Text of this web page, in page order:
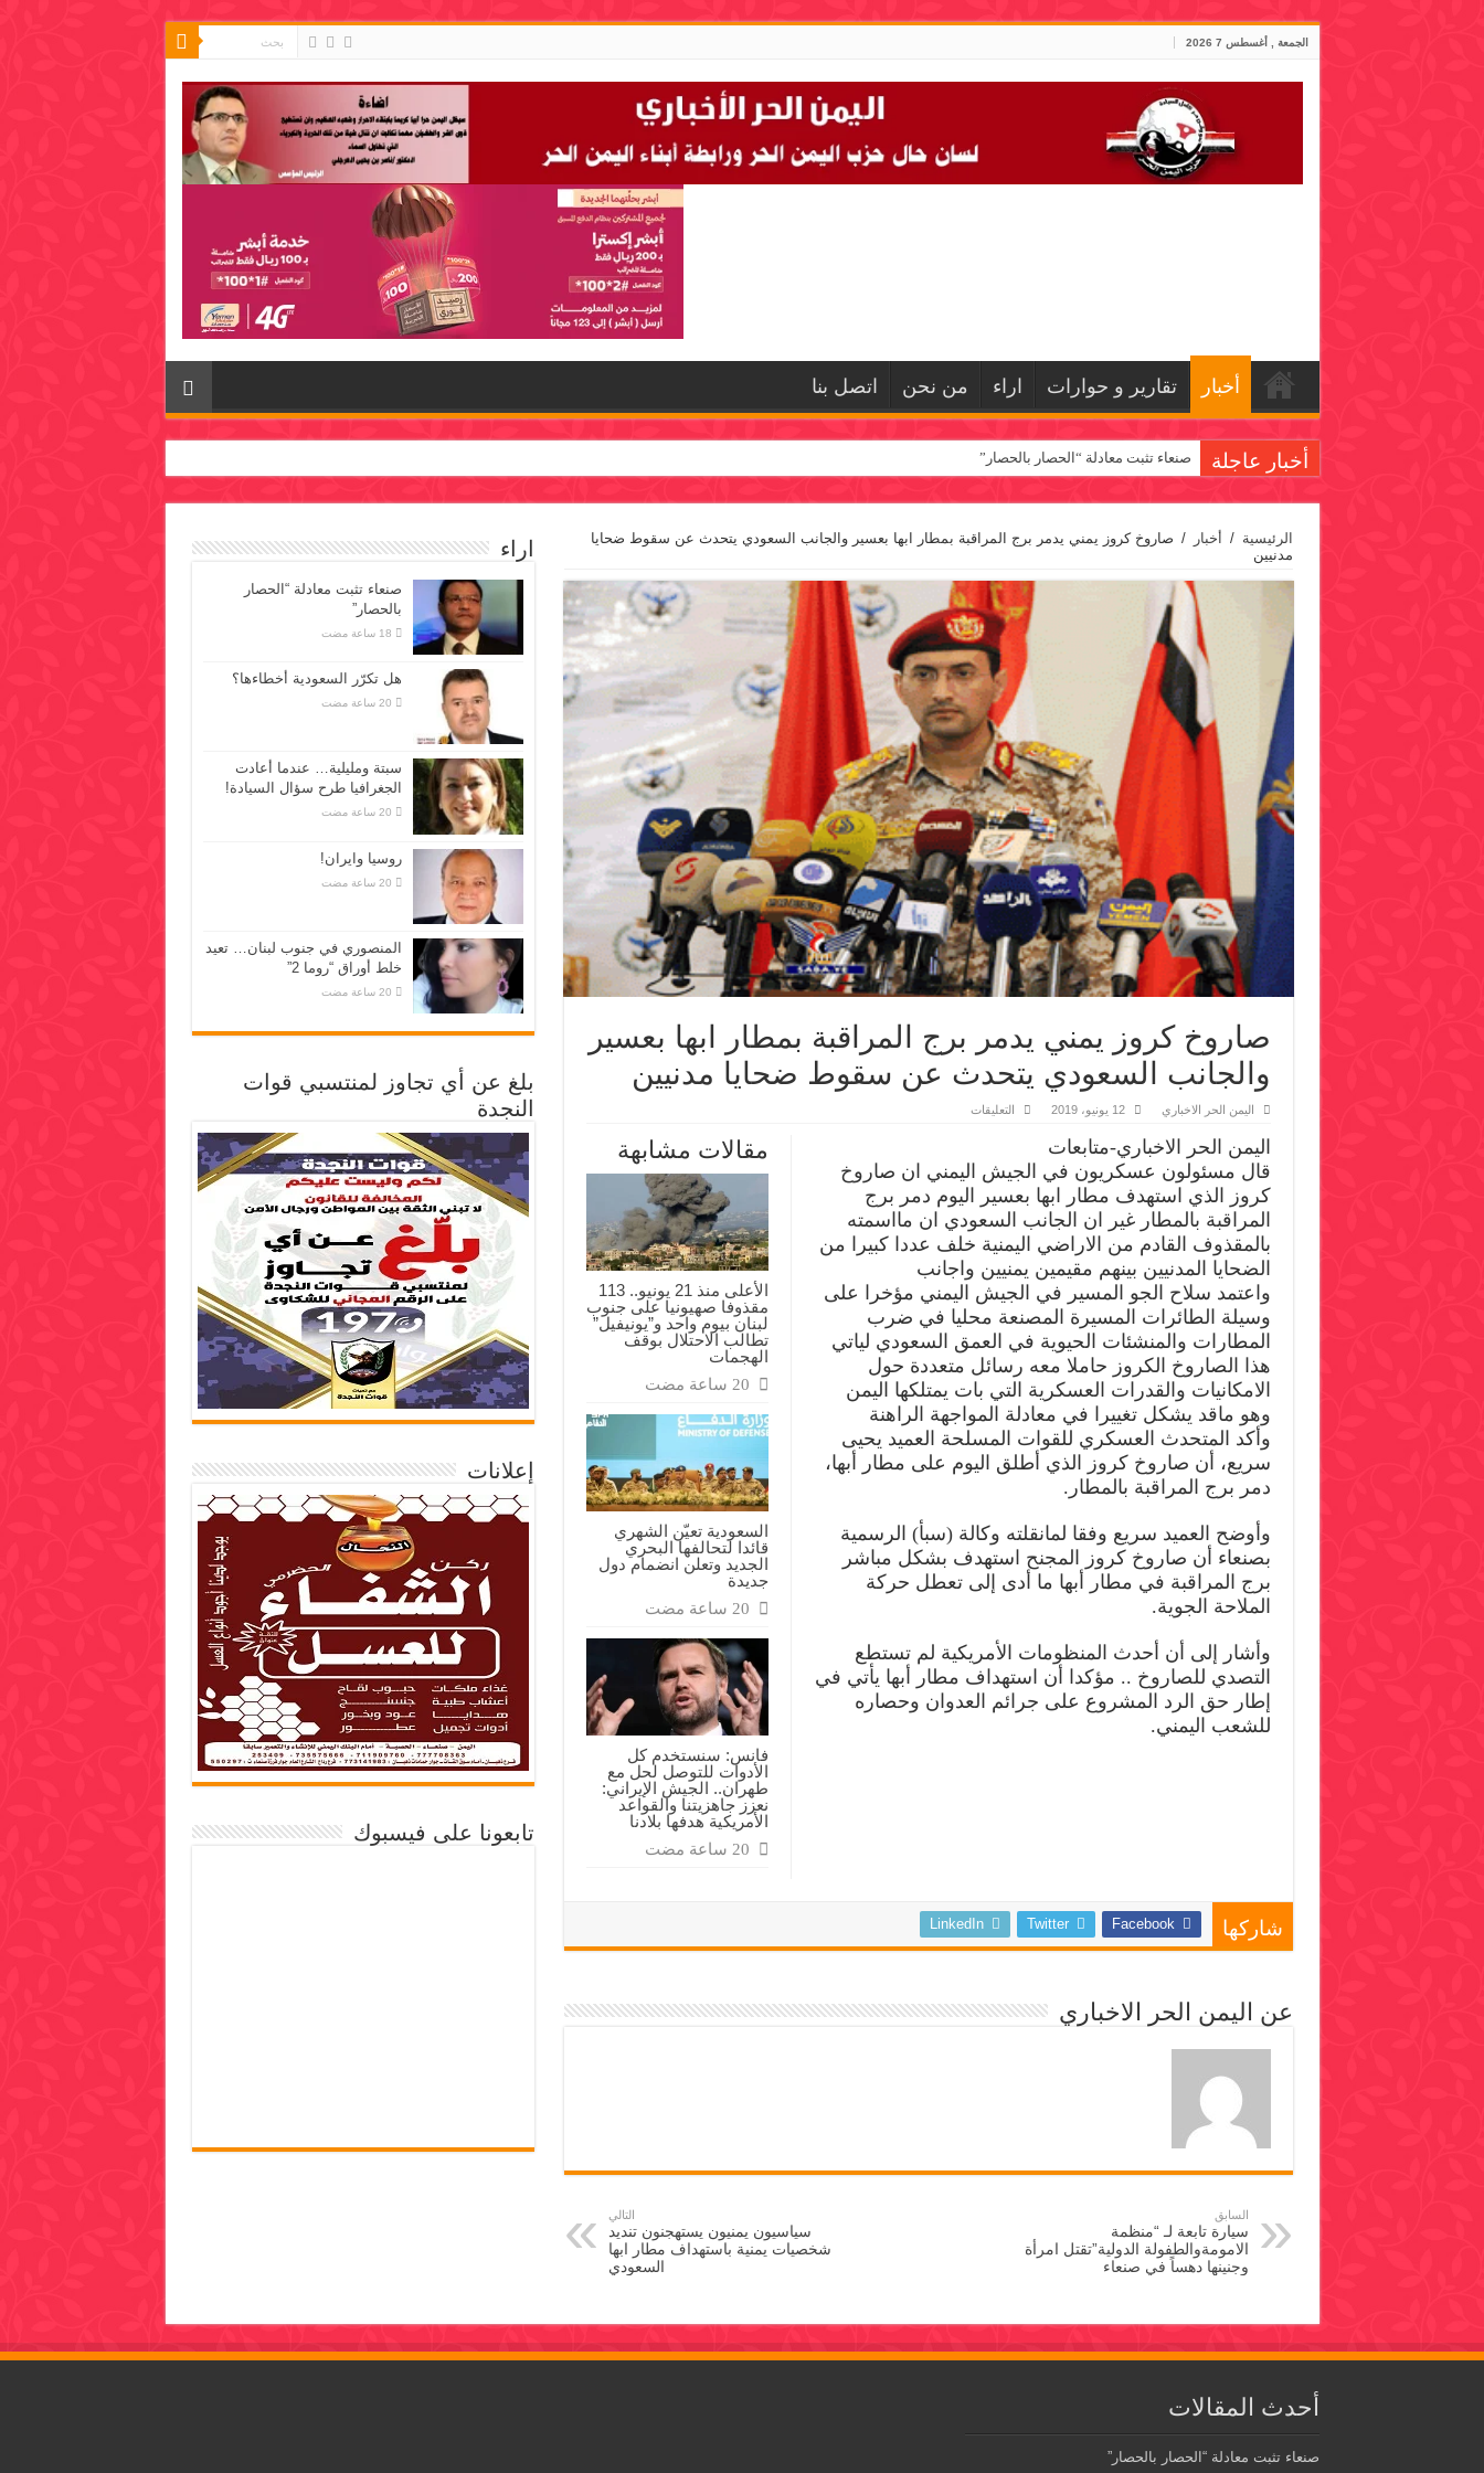
الجمعة , أغسطس 7 2026
أخبار تقارير و حوارات اراء من نحن اتصل بنا
أخبار عاجلة صنعاء تثبت معادلة “الحصار بالحصار”
الرئيسية / أخبار / صاروخ كروز يمني يدمر برج المراقبة بمطار ابها بعسير والجانب السعودي يتحدث عن سقوط ضحايا
مدنيين
صاروخ كروز يمني يدمر برج المراقبة بمطار ابها بعسير
والجانب السعودي يتحدث عن سقوط ضحايا مدنيين
اليمن الحر الاخباري 12 يونيو، 2019 التعليقات
يدمر
برج
المراقبة
بمطار
ابها
بعسير
والجانب
السعودي
يتحدث
عن
سقوط
ضحايا
مدنيين
مغلقة
مقالات مشابهة
الأعلى منذ 21 يونيو.. 113
مقذوفا صهيونيا على جنوب
لبنان بيوم واحد و”يونيفيل”
تطالب الاحتلال بوقف
الهجمات
السعودية تعيّن الشهري
قائدا لتحالفها البحري
الجديد وتعلن انضمام دول
جديدة
فانس: سنستخدم كل
الأدوات للتوصل لحل مع
طهران.. الجيش الإيراني:
نعزز جاهزيتنا والقواعد
الأمريكية هدفها بلادنا
اليمن الحر الاخباري-متابعات
قال مسئولون عسكريون في الجيش اليمني ان صاروخ
كروز الذي استهدف مطار ابها بعسير اليوم دمر برج
المراقبة بالمطار غير ان الجانب السعودي ان مااسمته
بالمقذوف القادم من الاراضي اليمنية خلف عددا كبيرا من
الضحايا المدنيين بينهم مقيمين يمنيين واجانب
واعتمد سلاح الجو المسير في الجيش اليمني مؤخرا على
وسيلة الطائرات المسيرة المصنعة محليا في ضرب
المطارات والمنشئات الحيوية في العمق السعودي لياتي
هذا الصاروخ الكروز حاملا معه رسائل متعددة حول
الامكانيات والقدرات العسكرية التي بات يمتلكها اليمن
وهو ماقد يشكل تغييرا في معادلة المواجهة الراهنة
وأكد المتحدث العسكري للقوات المسلحة العميد يحيى
سريع، أن صاروخ كروز الذي أطلق اليوم على مطار أبها،
دمر برج المراقبة بالمطار.
وأوضح العميد سريع وفقا لمانقلته وكالة (سبأ) الرسمية
بصنعاء أن صاروخ كروز المجنح استهدف بشكل مباشر
برج المراقبة في مطار أبها ما أدى إلى تعطل حركة
الملاحة الجوية.
وأشار إلى أن أحدث المنظومات الأمريكية لم تستطع
التصدي للصاروخ .. مؤكدا أن استهداف مطار أبها يأتي في
إطار حق الرد المشروع على جرائم العدوان وحصاره
للشعب اليمني.
شاركها Facebook
Twitter
LinkedIn
عن اليمن الحر الاخباري
السابق
سيارة تابعة لـ “منظمة
الامومةوالطفولة الدولية”تقتل امرأة
وجنينها دهساً في صنعاء
التالي
سياسيون يمنيون يستهجنون تنديد
شخصيات يمنية باستهداف مطار ابها
السعودي
اراء
صنعاء تثبت معادلة “الحصار
بالحصار”
هل تكرّر السعودية أخطاءها؟
سبتة ومليلية… عندما أعادت
الجغرافيا طرح سؤال السيادة!
روسيا وايران!
المنصوري في جنوب لبنان… تعيد
خلط أوراق “روما 2”
بلغ عن أي تجاوز لمنتسبي قوات
النجدة
إعلانات
تابعونا على فيسبوك
أحدث المقالات
صنعاء تثبت معادلة “الحصار بالحصار”